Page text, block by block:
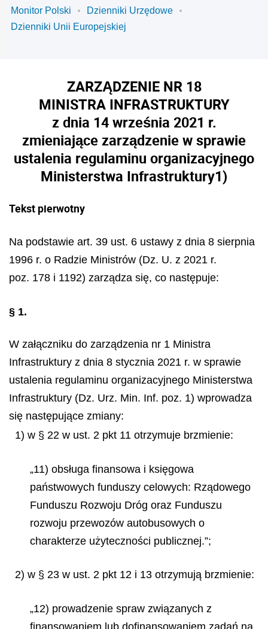
Monitor Polski
Dzienniki Urzędowe
Dzienniki Unii Europejskiej
ZARZĄDZENIE NR 18
MINISTRA INFRASTRUKTURY
z dnia 14 września 2021 r.
zmieniające zarządzenie w sprawie
ustalenia regulaminu organizacyjnego
Ministerstwa Infrastruktury1)
Tekst pierwotny
Na podstawie art. 39 ust. 6 ustawy z dnia 8 sierpnia
1996 r. o Radzie Ministrów (Dz. U. z 2021 r.
poz. 178 i 1192) zarządza się, co następuje:
§ 1.
W załączniku do zarządzenia nr 1 Ministra
Infrastruktury z dnia 8 stycznia 2021 r. w sprawie
ustalenia regulaminu organizacyjnego Ministerstwa
Infrastruktury (Dz. Urz. Min. Inf. poz. 1) wprowadza
się następujące zmiany:
1) w § 22 w ust. 2 pkt 11 otrzymuje brzmienie:
„11) obsługa finansowa i księgowa
państwowych funduszy celowych: Rządowego
Funduszu Rozwoju Dróg oraz Funduszu
rozwoju przewozów autobusowych o
charakterze użyteczności publicznej.”;
2) w § 23 w ust. 2 pkt 12 i 13 otrzymują brzmienie:
„12) prowadzenie spraw związanych z
finansowaniem lub dofinansowaniem zadań na